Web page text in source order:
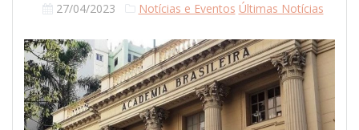
27/04/2023 Notícias e Eventos Últimas Notícias